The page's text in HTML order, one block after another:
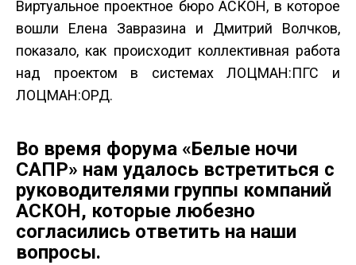
Виртуальное проектное бюро АСКОН, в которое
вошли Елена Завразина и Дмитрий Волчков,
показало, как происходит коллективная работа
над проектом в системах ЛОЦМАН:ПГС и
ЛОЦМАН:ОРД.
Во время форума «Белые ночи
САПР» нам удалось встретиться с
руководителями группы компаний
АСКОН, которые любезно
согласились ответить на наши
вопросы.